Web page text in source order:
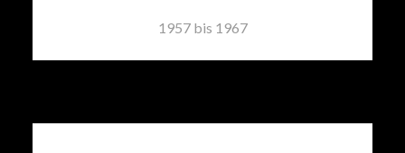
1957 bis 1967